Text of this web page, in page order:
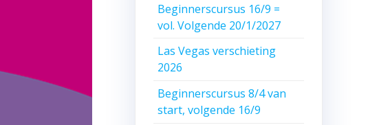
Beginnerscursus 16/9 =
vol. Volgende 20/1/2027
Las Vegas verschieting
2026
Beginnerscursus 8/4 van
start, volgende 16/9